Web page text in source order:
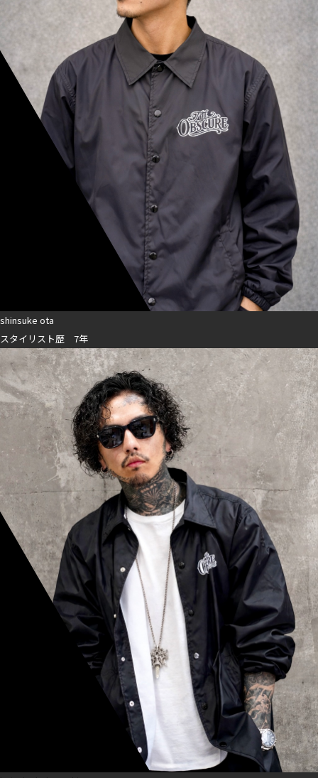
shinsuke ota
スタイリスト歴 7年